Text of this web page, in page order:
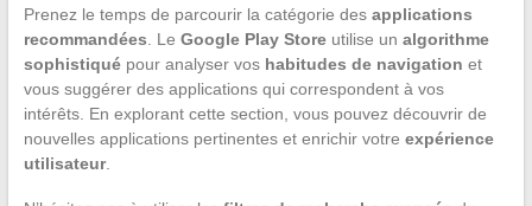
Prenez le temps de parcourir la catégorie des applications
recommandées . Le Google Play Storeutilise un algorithme
sophistiquépour analyser vos habitudes de navigation et
vous suggérer des applications qui correspondent à vos
intérêts. En explorant cette section, vous pouvez découvrir de
nouvelles applications pertinentes et enrichir votre expérience
utilisateur.